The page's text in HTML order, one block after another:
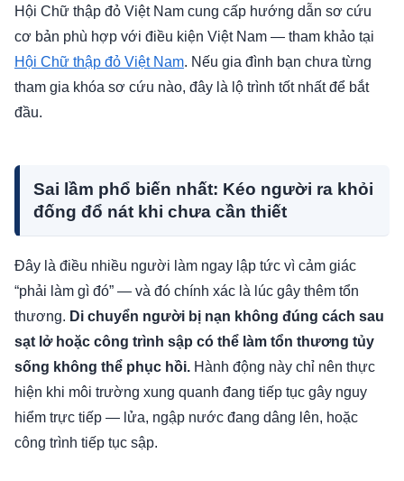
Hội Chữ thập đỏ Việt Nam cung cấp hướng dẫn sơ cứu
cơ bản phù hợp với điều kiện Việt Nam — tham khảo tại
Hội Chữ thập đỏ Việt Nam. Nếu gia đình bạn chưa từng
tham gia khóa sơ cứu nào, đây là lộ trình tốt nhất để bắt
đầu.
Sai lầm phổ biến nhất: Kéo người ra khỏi
đống đổ nát khi chưa cần thiết
Đây là điều nhiều người làm ngay lập tức vì cảm giác
“phải làm gì đó” — và đó chính xác là lúc gây thêm tổn
thương. Di chuyển người bị nạn không đúng cách sau
sạt lở hoặc công trình sập có thể làm tổn thương tủy
sống không thể phục hồi. Hành động này chỉ nên thực
hiện khi môi trường xung quanh đang tiếp tục gây nguy
hiểm trực tiếp — lửa, ngập nước đang dâng lên, hoặc
công trình tiếp tục sập.